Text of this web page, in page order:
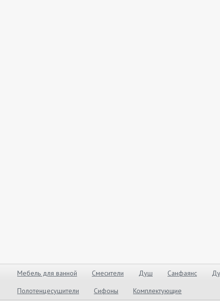
Мебель для ванной Смесители Душ Санфаянс
Полотенцесушители
Сифоны Комплектующие